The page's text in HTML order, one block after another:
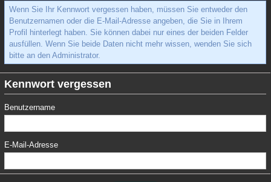
Wenn Sie Ihr Kennwort vergessen haben, müssen Sie entweder den
Benutzernamen oder die E-Mail-Adresse angeben, die Sie in Ihrem
Profil hinterlegt haben. Sie können dabei nur eines der beiden Felder
ausfüllen. Wenn Sie beide Daten nicht mehr wissen, wenden Sie sich
bitte an den Administrator.
Kennwort vergessen
Benutzername
E-Mail-Adresse